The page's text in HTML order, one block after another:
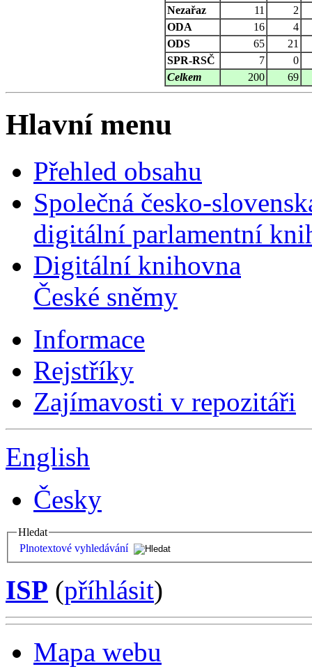
Nezařaz
11
2
ODA
16
4
ODS
65
21
SPR-RSČ
7
0
Celkem
200 69
Hlavní menu
Přehled obsahu
Společná česko-
digitální parlamentní
Digitální knihovna
České sněmy
Informace
Rejstříky
Zajímavosti v repozitáři
English
Česky
Hledat
Plnotextové vyhledávání
ISP (příhlásit)
Mapa webu